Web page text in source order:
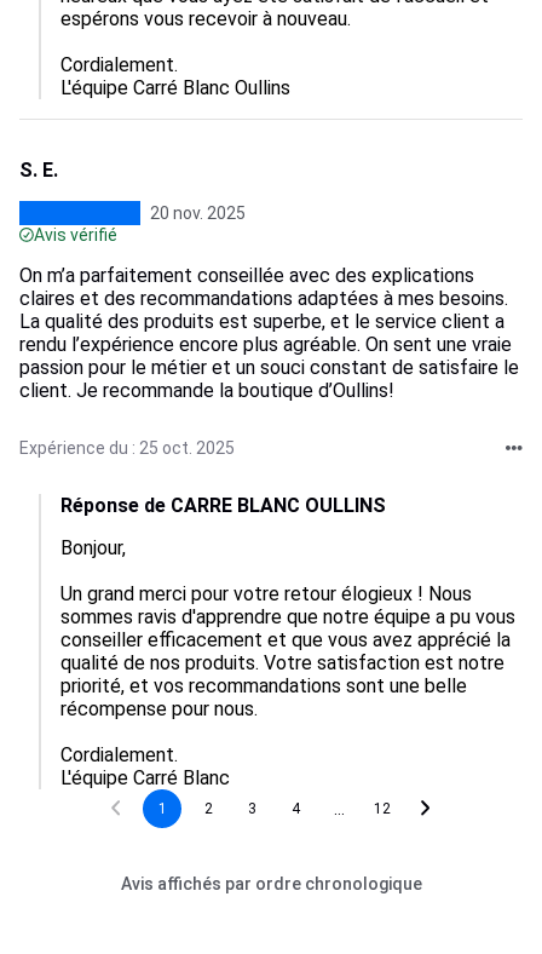
espérons vous recevoir à nouveau.
Cordialement.
L'équipe Carré Blanc Oullins
S. E.
20 nov. 2025
Avis vérifié
On m’a parfaitement conseillée avec des explications
claires et des recommandations adaptées à mes besoins.
La qualité des produits est superbe, et le service client a
rendu l’expérience encore plus agréable. On sent une vraie
passion pour le métier et un souci constant de satisfaire le
client. Je recommande la boutique d’Oullins!
Expérience du : 25 oct. 2025
Réponse de CARRE BLANC OULLINS
Bonjour,
Un grand merci pour votre retour élogieux ! Nous
sommes ravis d'apprendre que notre équipe a pu vous
conseiller efficacement et que vous avez apprécié la
qualité de nos produits. Votre satisfaction est notre
priorité, et vos recommandations sont une belle
récompense pour nous.
Cordialement.
L'équipe Carré Blanc
1 2 3 4 12
Avis affichés par ordre chronologique